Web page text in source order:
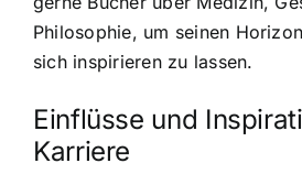
Philosophie, um seinen
sich inspirieren zu lassen.
Einflüsse und
Karriere